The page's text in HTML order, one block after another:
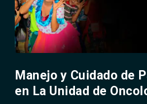
Manejo y Cuidado de
en La Unidad de